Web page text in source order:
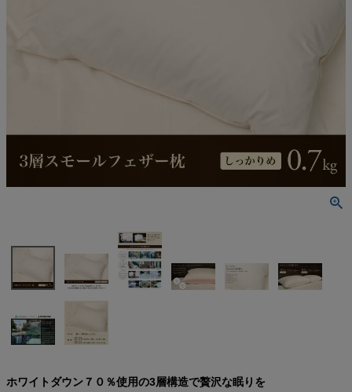
ホワイトダウン７０％使用の3層構造で贅沢な眠りを